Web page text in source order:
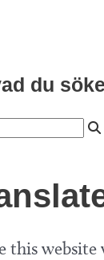
du
this